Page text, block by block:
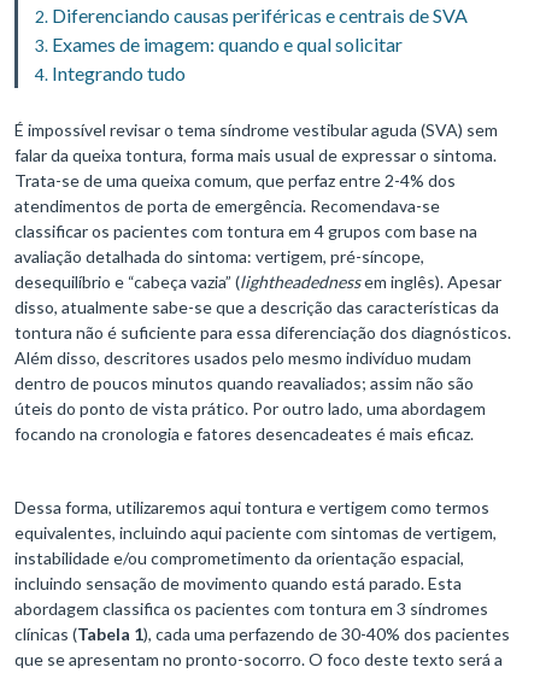
Diferenciando causas periféricas e centrais de SVA
Exames de imagem: quando e qual solicitar
Integrando tudo
É impossível revisar o tema síndrome vestibular aguda (SVA) sem
falar da queixa tontura, forma mais usual de expressar o sintoma.
Trata-se de uma queixa comum, que perfaz entre 2-4% dos
atendimentos de porta de emergência. Recomendava-se
classificar os pacientes com tontura em 4 grupos com base na
avaliação detalhada do sintoma: vertigem, pré-síncope,
desequilíbrio e “cabeça vazia” (lightheadednessem inglês). Apesar
disso, atualmente sabe-se que a descrição das características da
tontura não é suficiente para essa diferenciação dos diagnósticos.
Além disso, descritores usados pelo mesmo indivíduo mudam
dentro de poucos minutos quando reavaliados; assim não são
úteis do ponto de vista prático. Por outro lado, uma abordagem
focando na cronologia e fatores desencadeates é mais eficaz.
Dessa forma, utilizaremos aqui tontura e vertigem como termos
equivalentes, incluindo aqui paciente com sintomas de vertigem,
instabilidade e/ou comprometimento da orientação espacial,
incluindo sensação de movimento quando está parado. Esta
abordagem classifica os pacientes com tontura em 3 síndromes
clínicas (Tabela 1), cada uma perfazendo de 30-40% dos pacientes
que se apresentam no pronto-socorro. O foco deste texto será a